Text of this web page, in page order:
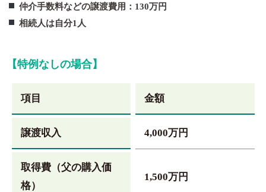
仲介手数料などの譲渡費用：130万円
相続人は自分1人
【特例なしの場合】
項目 金額
譲渡収入 4,000万円
取得費（父の購入価
格）
1,500万円